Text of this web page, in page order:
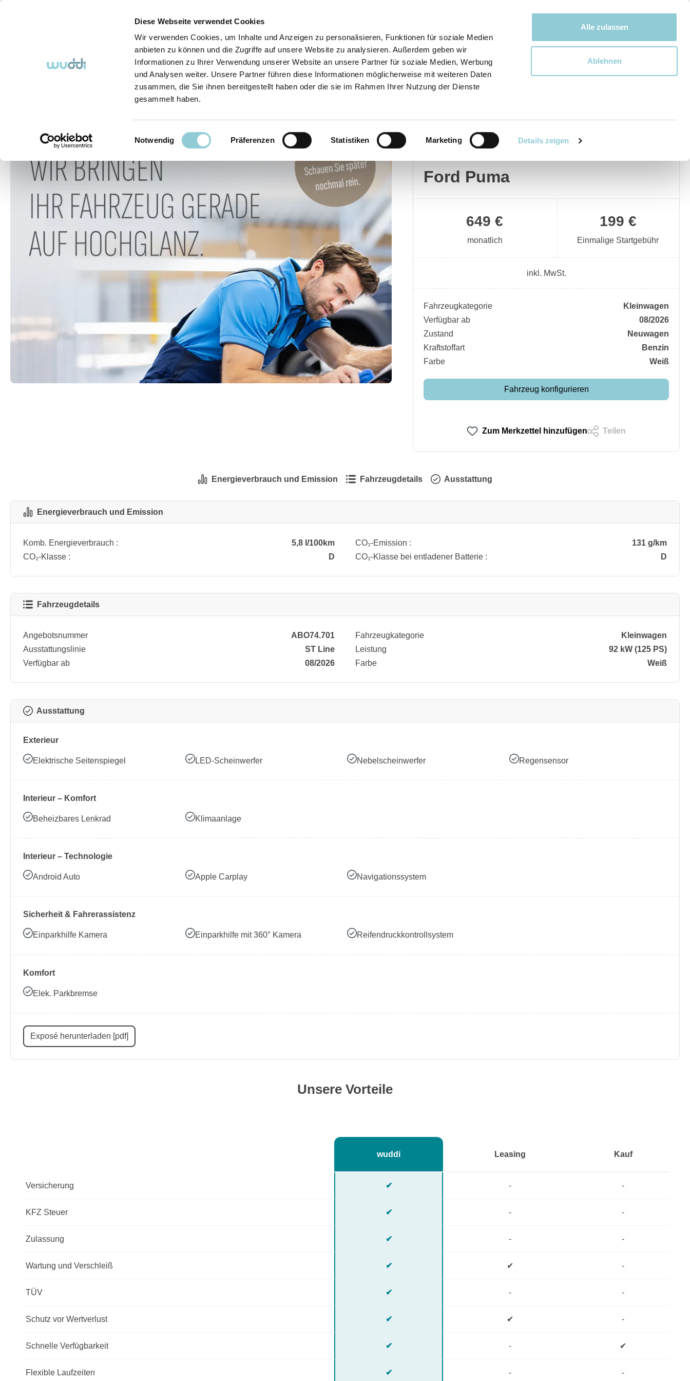
Diese Webseite verwendet Cookies
Wir verwenden Cookies, um Inhalte und Anzeigen zu personalisieren, Funktionen für soziale Medien
anbieten zu können und die Zugriffe auf unsere Website zu analysieren. Außerdem geben wir
Informationen zu Ihrer Verwendung unserer Website an unsere Partner für soziale Medien, Werbung
und Analysen weiter. Unsere Partner führen diese Informationen möglicherweise mit weiteren Daten
zusammen, die Sie ihnen bereitgestellt haben oder die sie im Rahmen Ihrer Nutzung der Dienste
gesammelt haben.
Einwilligungsauswahl
Notwendig Präferenzen Statistiken Marketing Details zeigen
Alle zulassen
Ablehnen
Bewegen bewegt uns!
Abo-Fahrzeuge So funktioniert's (FAQ) Über Uns Kontakt
Bildergalerie überspringen
Ford Puma
199 €
Einmalige Startgebühr
649 €
monatlich
inkl. MwSt.
Fahrzeugkategorie
Kleinwagen
Verfügbar ab
08/2026
Zustand
Neuwagen
Kraftstoffart
Benzin
Farbe
Weiß
Fahrzeug konfigurieren
Zum Merkzettel hinzufügen Teilen
Energieverbrauch und Emission Fahrzeugdetails Ausstattung
Energieverbrauch und Emission
Komb. Energieverbrauch : 5,8 l/100km CO₂-Emission :
131 g/km
CO₂-Klasse :
D CO₂-Klasse bei entladener Batterie : D
Fahrzeugdetails
Angebotsnummer
ABO74.701
Ausstattungslinie
ST Line
Verfügbar ab
08/2026
Fahrzeugkategorie
Kleinwagen
Leistung
92 kW (125 PS)
Farbe
Weiß
Ausstattung
Exterieur
Elektrische Seitenspiegel LED-Scheinwerfer Nebelscheinwerfer Regensensor
Interieur – Komfort
Beheizbares Lenkrad Klimaanlage
Interieur – Technologie
Android Auto Apple Carplay Navigationssystem
Sicherheit & Fahrerassistenz
Einparkhilfe Kamera Einparkhilfe mit 360° Kamera Reifendruckkontrollsystem
Komfort
Elek. Parkbremse
Exposé herunterladen [pdf]
Unsere Vorteile
wuddi Leasing Kauf
Versicherung ✔ - -
KFZ Steuer ✔ - -
Zulassung ✔ - -
Wartung und Verschleiß ✔ ✔ -
TÜV ✔ - -
Schutz vor Wertverlust ✔ ✔ -
Schnelle Verfügbarkeit ✔ - ✔
Flexible Laufzeiten ✔ - -